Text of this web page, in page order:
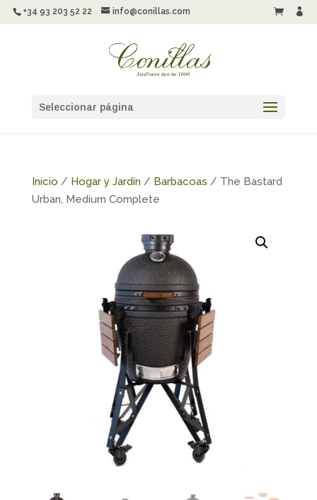
+34 93 203 52 22 info@conillas.com 

Seleccionar página
Inicio / Hogar y Jardín / Barbacoas / The Bastard
Urban, Medium Complete